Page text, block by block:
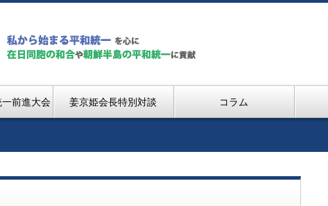
前進大会 姜京姫会長特別対談 コラム